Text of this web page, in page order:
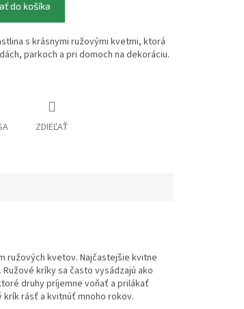
do košíka
s krásnymi ružovými kvetmi, ktorá
parkoch a pri domoch na dekoráciu.
ZDIEĽAŤ
ružových kvetov. Najčastejšie kvitne
kríky sa často vysádzajú ako
druhy príjemne voňať a prilákať
rásť a kvitnúť mnoho rokov.